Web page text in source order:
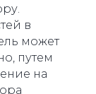
в
может
путем
на